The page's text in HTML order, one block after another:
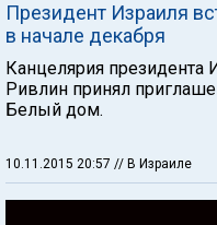
Президент Израиля
в начале декабря
Канцелярия президента
Ривлин принял
Белый дом.
10.11.2015 20:57 // В Израиле